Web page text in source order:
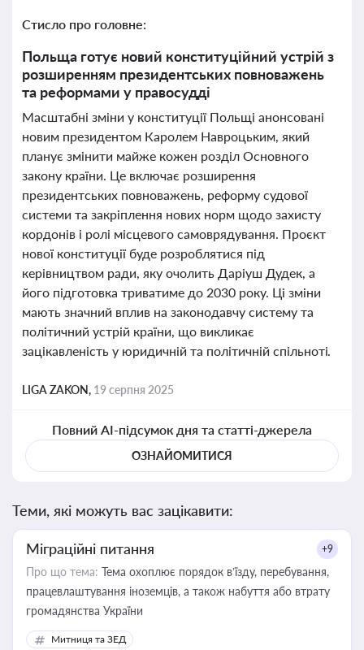
Стисло про головне:
Польща готує новий конституційний устрій з
розширенням президентських повноважень
та реформами у правосудді
Масштабні зміни у конституції Польщі анонсовані
новим президентом Каролем Навроцьким, який
планує змінити майже кожен розділ Основного
закону країни. Це включає розширення
президентських повноважень, реформу судової
системи та закріплення нових норм щодо захисту
кордонів і ролі місцевого самоврядування. Проєкт
нової конституції буде розроблятися під
керівництвом ради, яку очолить Даріуш Дудек, а
його підготовка триватиме до 2030 року. Ці зміни
мають значний вплив на законодавчу систему та
політичний устрій країни, що викликає
зацікавленість у юридичній та політичній спільноті.
LIGA ZAKON, 19 серпня 2025
Повний AI-підсумок дня та статті-джерела
ОЗНАЙОМИТИСЯ
Теми, які можуть вас зацікавити:
Міграційні питання +9
Про що тема: Тема охоплює порядок в’їзду, перебування,
працевлаштування іноземців, а також набуття або втрату
громадянства України
Митниця та ЗЕД